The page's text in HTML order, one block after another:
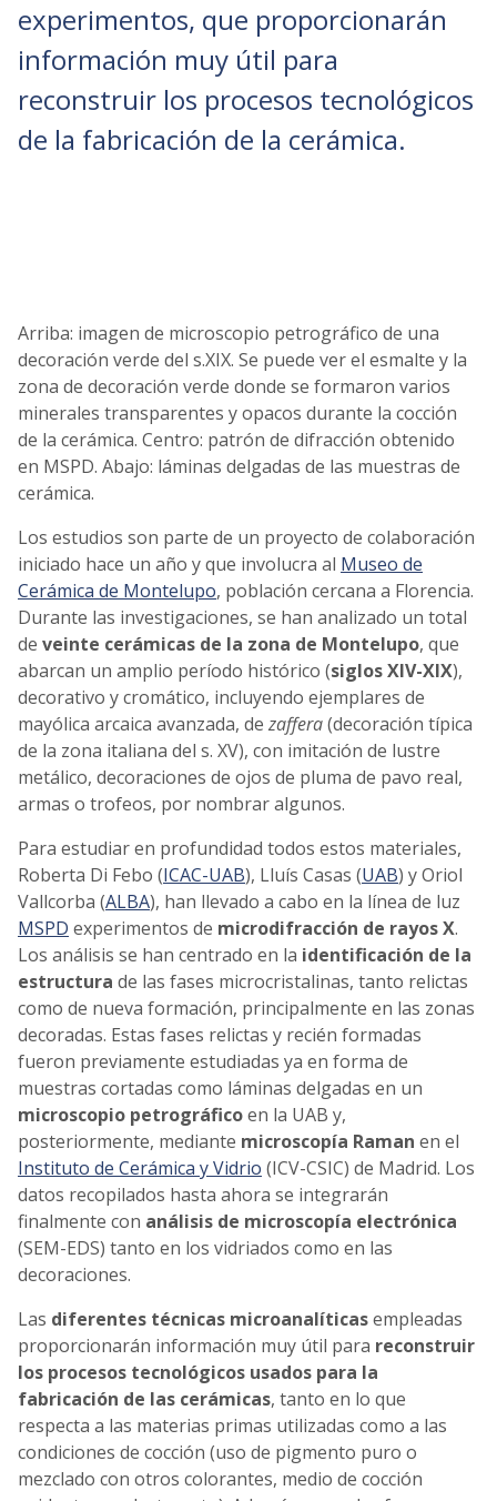
experimentos, que proporcionarán
información muy útil para
reconstruir los procesos tecnológicos
de la fabricación de la cerámica.
Arriba: imagen de microscopio petrográfico de una
decoración verde del s.XIX. Se puede ver el esmalte y la
zona de decoración verde donde se formaron varios
minerales transparentes y opacos durante la cocción
de la cerámica. Centro: patrón de difracción obtenido
en MSPD. Abajo: láminas delgadas de las muestras de
cerámica.
Los estudios son parte de un proyecto de colaboración
iniciado hace un año y que involucra al Museo de
Cerámica de Montelupo, población cercana a Florencia.
Durante las investigaciones, se han analizado un total
de veinte cerámicas de la zona de Montelupo, que
abarcan un amplio período histórico (siglos XIV-XIX),
decorativo y cromático, incluyendo ejemplares de
mayólica arcaica avanzada, dezaffera(decoración típica
de la zona italiana del s. XV), con imitación de lustre
metálico, decoraciones de ojos de pluma de pavo real,
armas o trofeos, por nombrar algunos.
Para estudiar en profundidad todos estos materiales,
Roberta Di Febo (ICAC-UAB), Lluís Casas (UAB) y Oriol
Vallcorba (ALBA), han llevado a cabo en la línea de luz
MSPD experimentos de microdifracción de rayos X.
Los análisis se han centrado en la identificación de la
estructura de las fases microcristalinas, tanto relictas
como de nueva formación, principalmente en las zonas
decoradas. Estas fases relictas y recién formadas
fueron previamente estudiadas ya en forma de
muestras cortadas como láminas delgadas en un
microscopio petrográficoen la UAB y,
posteriormente, mediante microscopía Raman en el
Instituto de Cerámica y Vidrio (ICV-CSIC) de Madrid. Los
datos recopilados hasta ahora se integrarán
finalmente con análisis de microscopía electrónica
(SEM-EDS) tanto en los vidriados como en las
decoraciones.
Las diferentes técnicas microanalíticasempleadas
proporcionarán información muy útil para reconstruir
los procesos tecnológicos usados para la
fabricación de las cerámicas, tanto en lo que
respecta a las materias primas utilizadas como a las
condiciones de cocción (uso de pigmento puro o
mezclado con otros colorantes, medio de cocción